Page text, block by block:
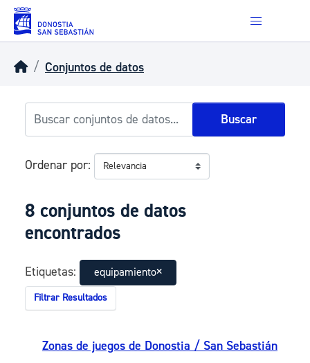
Skip to main content
Conjuntos de datos
Buscar
Ordenar por
8 conjuntos de datos
encontrados
Etiquetas: equipamiento
Filtrar Resultados
Zonas de juegos de Donostia / San Sebastián